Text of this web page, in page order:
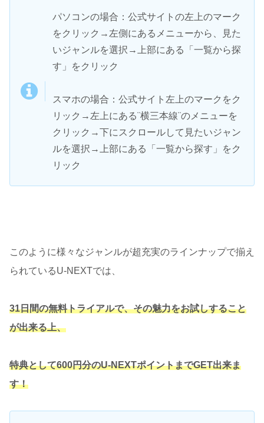
パソコンの場合：公式サイトの左上のマーク
をクリック→左側にあるメニューから、見た
いジャンルを選択→上部にある「一覧から探
す」をクリック
スマホの場合：公式サイト左上のマークをク
リック→左上にある¨横三本線¨のメニューを
クリック→下にスクロールして見たいジャン
ルを選択→上部にある「一覧から探す」をク
リック
このように様々なジャンルが超充実のラインナップで揃え
られているU-NEXTでは、
31日間の無料トライアルで、その魅力をお試しすること
が出来る上、
特典として600円分のU-NEXTポイントまでGET出来ま
す！